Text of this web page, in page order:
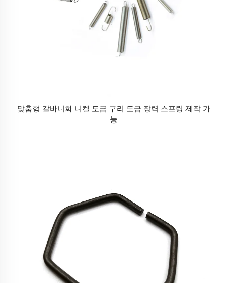
맞춤형 갈바니화 니켈 도금 구리 도금 장력 스프링 제작 가
능